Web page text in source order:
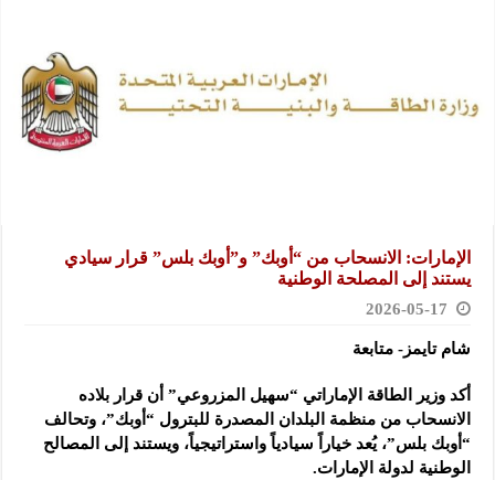
الإمارات: الانسحاب من “أوبك” و”أوبك بلس” قرار سيادي
يستند إلى المصلحة الوطنية
2026-05-17
شام تايمز- متابعة
أكد وزير الطاقة الإماراتي “سهيل المزروعي” أن قرار بلاده
الانسحاب من منظمة البلدان المصدرة للبترول “أوبك”، وتحالف
“أوبك بلس”، يُعد خياراً سيادياً واستراتيجياً، ويستند إلى المصالح
الوطنية لدولة الإمارات.